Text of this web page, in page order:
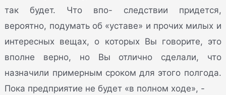
так будет. Что впо- следствии придется,
вероятно, подумать об «уставе» и прочих милых и
интересных вещах, о которых Вы говорите, это
вполне верно, но Вы отлично сделали, что
назначили примерным сроком для этого полгода.
Пока предприятие не будет «в полном ходе», -